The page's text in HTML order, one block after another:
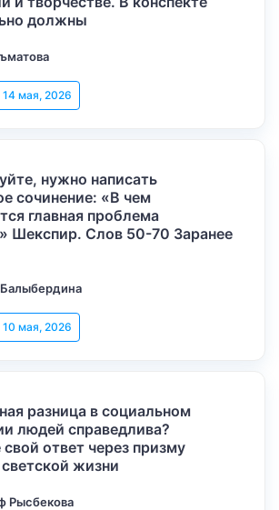
должны
14 мая, 2026
нужно написать
сочинение: «В чем
главная проблема
Шекспир. Слов 50-70 Заранее
10 мая, 2026
разница в социальном
людей справедлива?
ответ через призму
жизни
Рысбекова